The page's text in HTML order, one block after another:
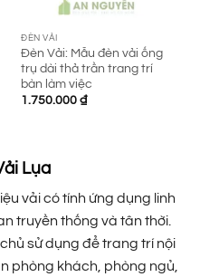
ĐÈN VẢI
Đèn Vải: Mẫu đèn vải ống
trụ dài thả trần trang trí
bàn làm việc
1.750.000₫
Lụa
vải có tính ứng dụng linh
truyền thống và tân thời.
sử dụng để trang trí nội
phòng khách, phòng ngủ,